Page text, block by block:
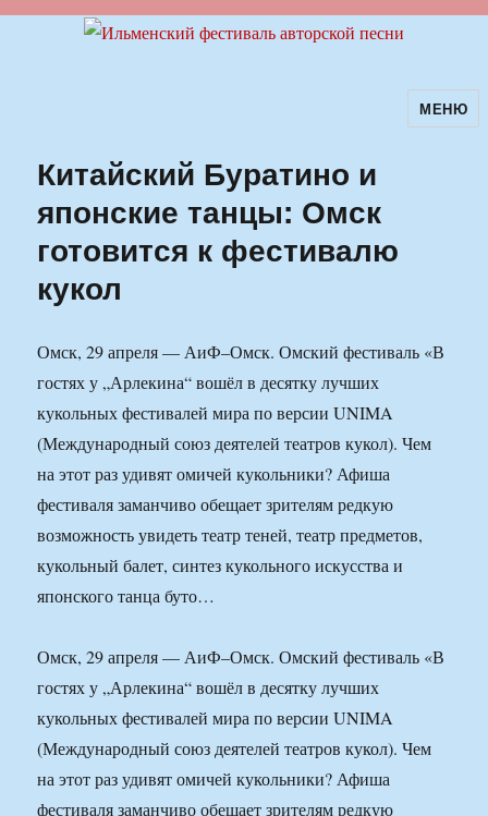
Ильменский фестиваль авторскойМЕНЮ
Китайский Буратино и
японские танцы: Омск
готовится к фестивалю
кукол
Омск, 29 апреля — АиФ–Омск. Омский фестиваль «В
гостях у „Арлекина“ вошёл в десятку лучших
кукольных фестивалей мира по версии UNIMA
(Международный союз деятелей театров кукол). Чем
на этот раз удивят омичей кукольники? Афиша
фестиваля заманчиво обещает зрителям редкую
возможность увидеть театр теней, театр предметов,
кукольный балет, синтез кукольного искусства и
японского танца буто…
Омск, 29 апреля — АиФ–Омск. Омский фестиваль «В
гостях у „Арлекина“ вошёл в десятку лучших
кукольных фестивалей мира по версии UNIMA
(Международный союз деятелей театров кукол). Чем
на этот раз удивят омичей кукольники? Афиша
фестиваля заманчиво обещает зрителям редкую